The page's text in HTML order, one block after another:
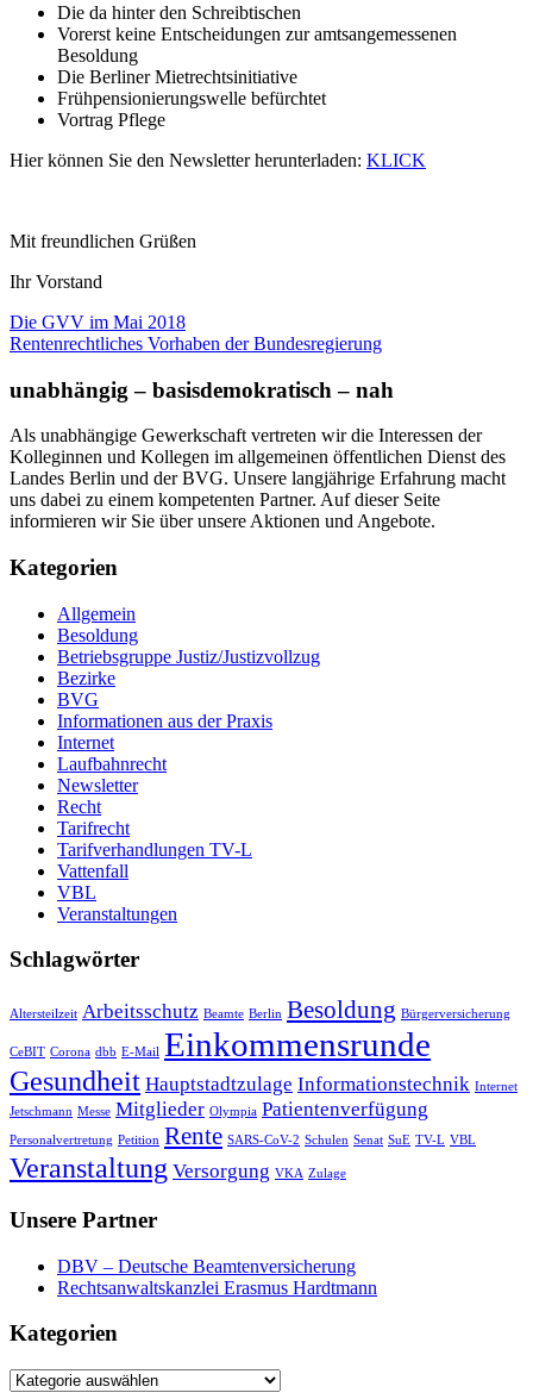
Die da hinter den Schreibtischen
Vorerst keine Entscheidungen zur amtsangemessenen
Besoldung
Die Berliner Mietrechtsinitiative
Frühpensionierungswelle befürchtet
Vortrag Pflege
Hier können Sie den Newsletter herunterladen: KLICK
Mit freundlichen Grüßen
Ihr Vorstand
Beitragsnavigation
Die GVV im Mai 2018
Rentenrechtliches Vorhaben der Bundesregierung
unabhängig – basisdemokratisch – nah
Als unabhängige Gewerkschaft vertreten wir die Interessen der
Kolleginnen und Kollegen im allgemeinen öffentlichen Dienst des
Landes Berlin und der BVG. Unsere langjährige Erfahrung macht
uns dabei zu einem kompetenten Partner. Auf dieser Seite
informieren wir Sie über unsere Aktionen und Angebote.
Kategorien
Allgemein
Besoldung
Betriebsgruppe Justiz/Justizvollzug
Bezirke
BVG
Informationen aus der Praxis
Internet
Laufbahnrecht
Newsletter
Recht
Tarifrecht
Tarifverhandlungen TV-L
Vattenfall
VBL
Veranstaltungen
Schlagwörter
Altersteilzeit Arbeitsschutz Beamte Berlin Besoldung Bürgerversicherung
CeBIT Corona dbb E-Mail Einkommensrunde
Gesundheit Hauptstadtzulage Informationstechnik Internet
Jetschmann Messe Mitglieder Olympia Patientenverfügung
Personalvertretung Petition Rente SARS-CoV-2 Schulen Senat SuE TV-L VBL
Veranstaltung Versorgung VKA Zulage
Unsere Partner
DBV – Deutsche Beamtenversicherung
Rechtsanwaltskanzlei Erasmus Hardtmann
Kategorien
Kategorien